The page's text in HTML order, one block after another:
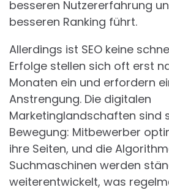
besseren Nutzererfahrung
besseren Ranking führt.
Allerdings ist SEO keine
Erfolge stellen sich oft erst
Monaten ein und erfordern
Anstrengung. Die digitalen
Marketinglandschaften sind
Bewegung: Mitbewerber
ihre Seiten, und die
Suchmaschinen werden
weiterentwickelt, was